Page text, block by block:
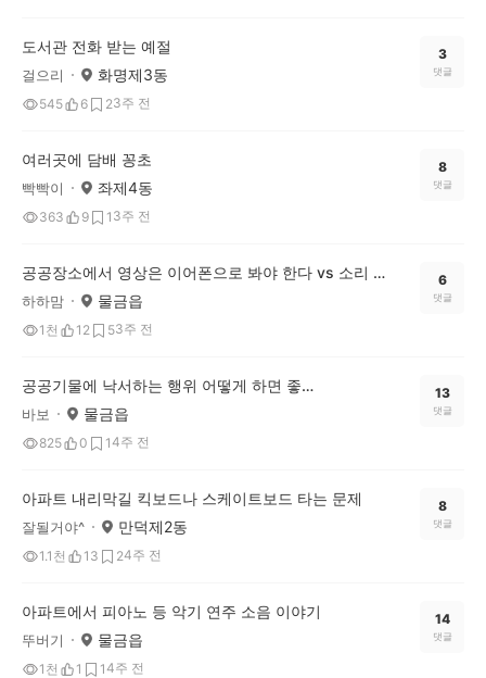
도서관 전화 받는 예절
걸으리 화명제3동
545 6 23주 전
3
댓글
여러곳에 담배 꽁초
빡빡이 좌제4동
363 9 1 3주 전
8
댓글
공공장소에서 영상은 이어폰으로 봐야 한다 vs 소리 조금 나는 건 괜찮다
하하맘 물금읍
1천 12 53주 전
6
댓글
공공기물에 낙서하는 행위 어떻게 하면 좋을까요?
바보 물금읍
825 0 14주 전
13
댓글
아파트 내리막길 킥보드나 스케이트보드 타는 문제
잘될거야^ 만덕제2동
1.1천 13 24주 전
8
댓글
아파트에서 피아노 등 악기 연주 소음 이야기
뚜버기 물금읍
1천 1 14주 전
14
댓글